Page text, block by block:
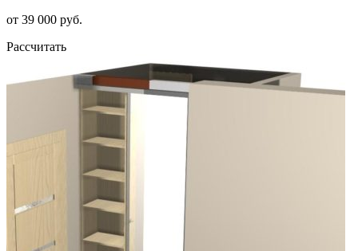
от 39 000 руб.
Рассчитать